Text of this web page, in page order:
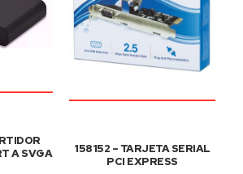
A SVGA
158152 – TARJETA SERIAL
PCI EXPRESS